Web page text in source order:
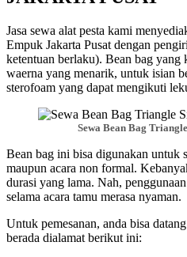
Jasa sewa alat pesta kami
Empuk Jakarta Pusat dengan
ketentuan berlaku). Bean bag yang
waerna yang menarik, untuk isian
sterofoam yang dapat mengikuti
Sewa Bean Bag
Bean bag ini bisa digunakan untuk
maupun acara non formal.
durasi yang lama. Nah,
selama acara tamu merasa nyaman.
Untuk pemesanan, anda bisa
berada dialamat berikut ini: